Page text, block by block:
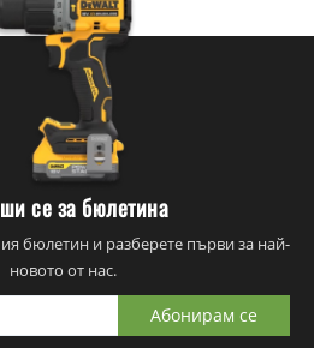
се за бюлетина
бюлетин и разберете първи за най-
новото от нас.
Абонирам се